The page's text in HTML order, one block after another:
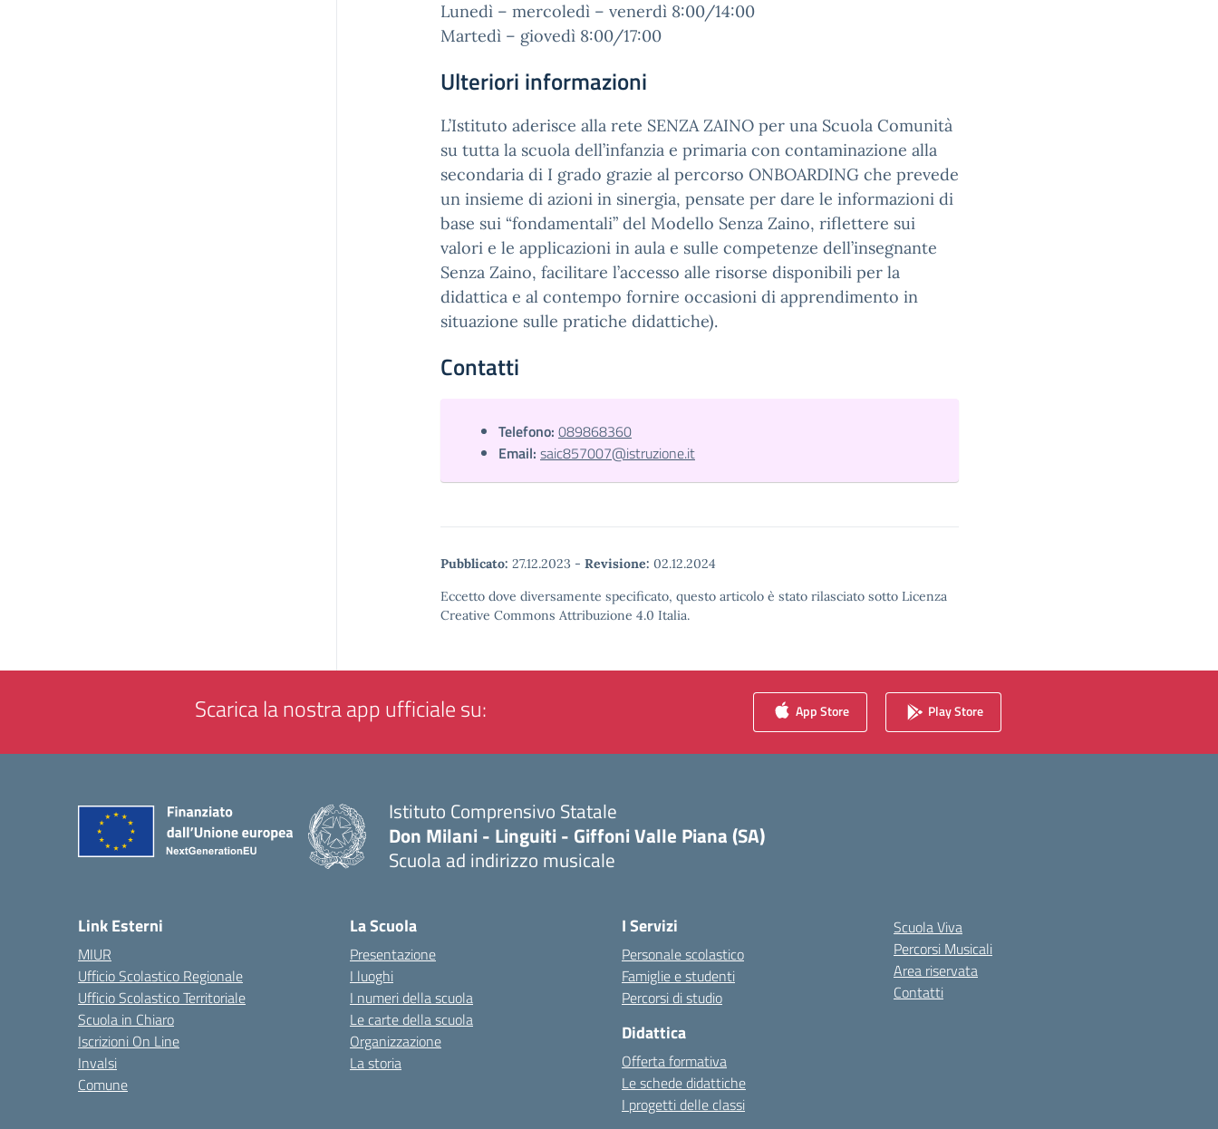
Lunedì – mercoledì – venerdì 8:00/14:00
Martedì – giovedì 8:00/17:00
Ulteriori informazioni
L’Istituto aderisce alla rete SENZA ZAINO per una Scuola Comunità
su tutta la scuola dell’infanzia e primaria con contaminazione alla
secondaria di I grado grazie al percorso ONBOARDING che prevede
un insieme di azioni in sinergia, pensate per dare le informazioni di
base sui “fondamentali” del Modello Senza Zaino, riflettere sui
valori e le applicazioni in aula e sulle competenze dell’insegnante
Senza Zaino, facilitare l’accesso alle risorse disponibili per la
didattica e al contempo fornire occasioni di apprendimento in
situazione sulle pratiche didattiche).
Contatti
Telefono: 089868360
Email: saic857007@istruzione.it
Pubblicato: 27.12.2023 - Revisione: 02.12.2024
Eccetto dove diversamente specificato, questo articolo è stato rilasciato sotto Licenza
Creative Commons Attribuzione 4.0 Italia.
Scarica la nostra app ufficiale su: App Store Play Store
Istituto Comprensivo Statale
Don Milani - Linguiti - Giffoni Valle Piana (SA)
Scuola ad indirizzo musicale
Link Esterni
MIUR
Ufficio Scolastico Regionale
Ufficio Scolastico Territoriale
Scuola in Chiaro
Iscrizioni On Line
Invalsi
Comune
La Scuola
Presentazione
I luoghi
I numeri della scuola
Le carte della scuola
Organizzazione
La storia
I Servizi
Personale scolastico
Famiglie e studenti
Percorsi di studio
Didattica
Offerta formativa
Le schede didattiche
I progetti delle classi
Scuola Viva
Percorsi Musicali
Area riservata
Contatti